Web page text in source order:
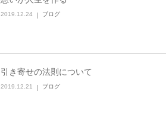
2019.12.24 ブログ
引き寄せの法則について
2019.12.21 ブログ